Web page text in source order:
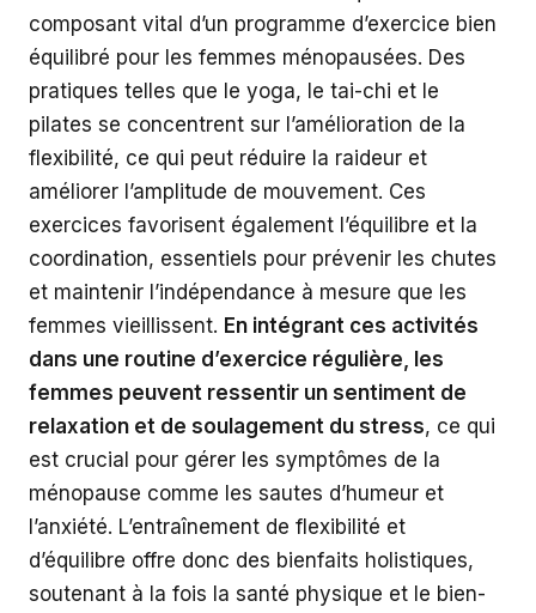
composant vital d’un programme d’exercice bien
équilibré pour les femmes ménopausées. Des
pratiques telles que le yoga, le tai-chi et le
pilates se concentrent sur l’amélioration de la
flexibilité, ce qui peut réduire la raideur et
améliorer l’amplitude de mouvement. Ces
exercices favorisent également l’équilibre et la
coordination, essentiels pour prévenir les chutes
et maintenir l’indépendance à mesure que les
femmes vieillissent. En intégrant ces activités
dans une routine d’exercice régulière, les
femmes peuvent ressentir un sentiment de
relaxation et de soulagement du stress, ce qui
est crucial pour gérer les symptômes de la
ménopause comme les sautes d’humeur et
l’anxiété. L’entraînement de flexibilité et
d’équilibre offre donc des bienfaits holistiques,
soutenant à la fois la santé physique et le bien-